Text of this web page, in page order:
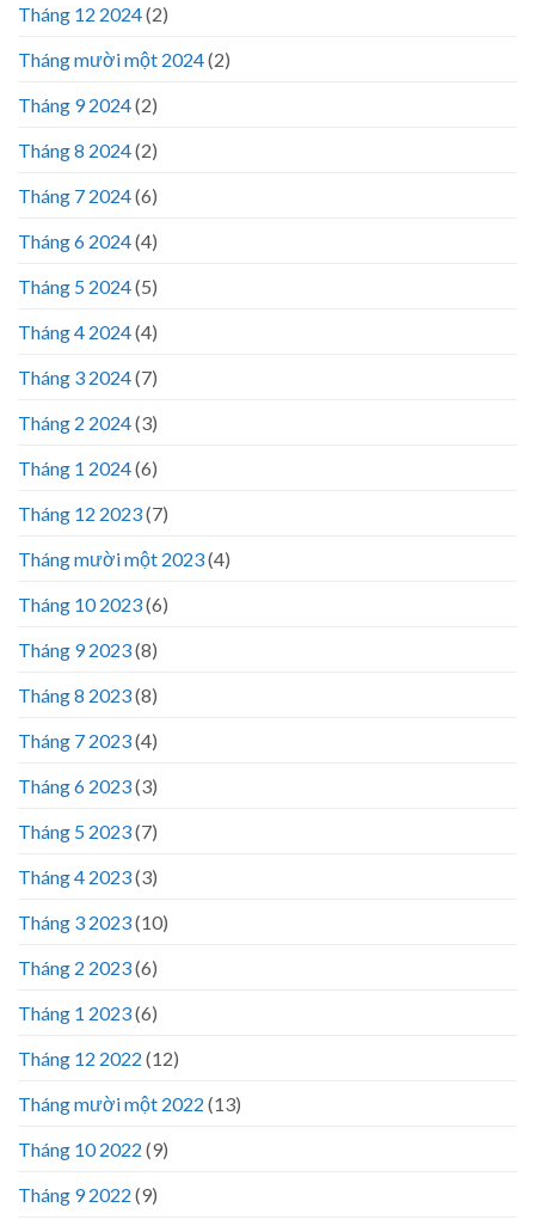
Tháng 12 2024(2)
Tháng mười một 2024(2)
Tháng 9 2024(2)
Tháng 8 2024(2)
Tháng 7 2024(6)
Tháng 6 2024(4)
Tháng 5 2024(5)
Tháng 4 2024(4)
Tháng 3 2024(7)
Tháng 2 2024(3)
Tháng 1 2024(6)
Tháng 12 2023(7)
Tháng mười một 2023(4)
Tháng 10 2023(6)
Tháng 9 2023(8)
Tháng 8 2023(8)
Tháng 7 2023(4)
Tháng 6 2023(3)
Tháng 5 2023(7)
Tháng 4 2023(3)
Tháng 3 2023(10)
Tháng 2 2023(6)
Tháng 1 2023(6)
Tháng 12 2022 (12)
Tháng mười một 2022 (13)
Tháng 10 2022 (9)
Tháng 9 2022 (9)